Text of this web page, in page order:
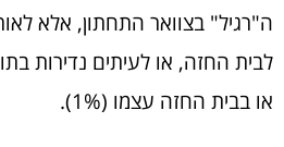
ה"רגיל" בצוואר התחתון, אלא
או בבית החזה עצמו (1%).